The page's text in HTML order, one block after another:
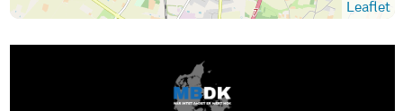
Leaflet